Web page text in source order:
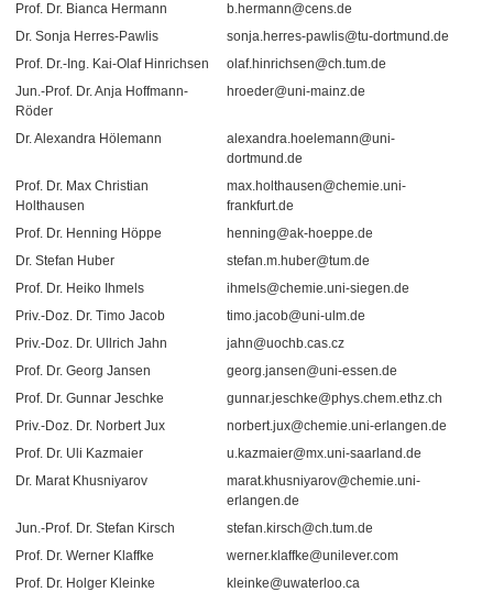
Prof. Dr. Bianca Hermann
b.hermann@cens.de
Dr. Sonja Herres-Pawlis
sonja.herres-pawlis@tu-dortmund.de
Prof. Dr.-Ing. Kai-Olaf Hinrichsen
olaf.hinrichsen@ch.tum.de
Jun.-Prof. Dr. Anja Hoffmann-
Röder
hroeder@uni-mainz.de
Dr. Alexandra Hölemann
alexandra.hoelemann@uni-
dortmund.de
Prof. Dr. Max Christian
Holthausen
max.holthausen@chemie.uni-
frankfurt.de
Prof. Dr. Henning Höppe
henning@ak-hoeppe.de
Dr. Stefan Huber
stefan.m.huber@tum.de
Prof. Dr. Heiko Ihmels
ihmels@chemie.uni-siegen.de
Priv.-Doz. Dr. Timo Jacob
timo.jacob@uni-ulm.de
Priv.-Doz. Dr. Ullrich Jahn
jahn@uochb.cas.cz
Prof. Dr. Georg Jansen
georg.jansen@uni-essen.de
Prof. Dr. Gunnar Jeschke
gunnar.jeschke@phys.chem.ethz.ch
Priv.-Doz. Dr. Norbert Jux
norbert.jux@chemie.uni-erlangen.de
Prof. Dr. Uli Kazmaier
u.kazmaier@mx.uni-saarland.de
Dr. Marat Khusniyarov
marat.khusniyarov@chemie.uni-
erlangen.de
Jun.-Prof. Dr. Stefan Kirsch
stefan.kirsch@ch.tum.de
Prof. Dr. Werner Klaffke
werner.klaffke@unilever.com
Prof. Dr. Holger Kleinke
kleinke@uwaterloo.ca